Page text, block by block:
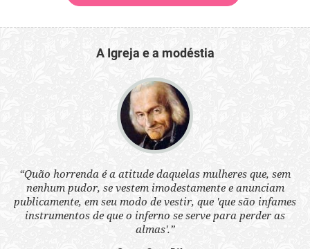
A Igreja e a modéstia
“Quão horrenda é a atitude daquelas mulheres que, sem
nenhum pudor, se vestem imodestamente e anunciam
publicamente, em seu modo de vestir, que 'que são infames
instrumentos de que o inferno se serve para perder as
almas'.”